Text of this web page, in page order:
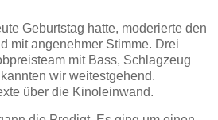
Geburtstag hatte, moderierte den
mit angenehmer Stimme. Drei
mit Bass, Schlagzeug
wir weitestgehend.
über die Kinoleinwand.